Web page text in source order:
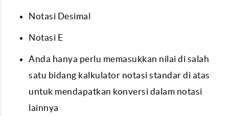
Notasi Desimal
Notasi E
Anda hanya perlu memasukkan nilai di salah
satu bidang kalkulator notasi standar di atas
untuk mendapatkan konversi dalam notasi
lainnya